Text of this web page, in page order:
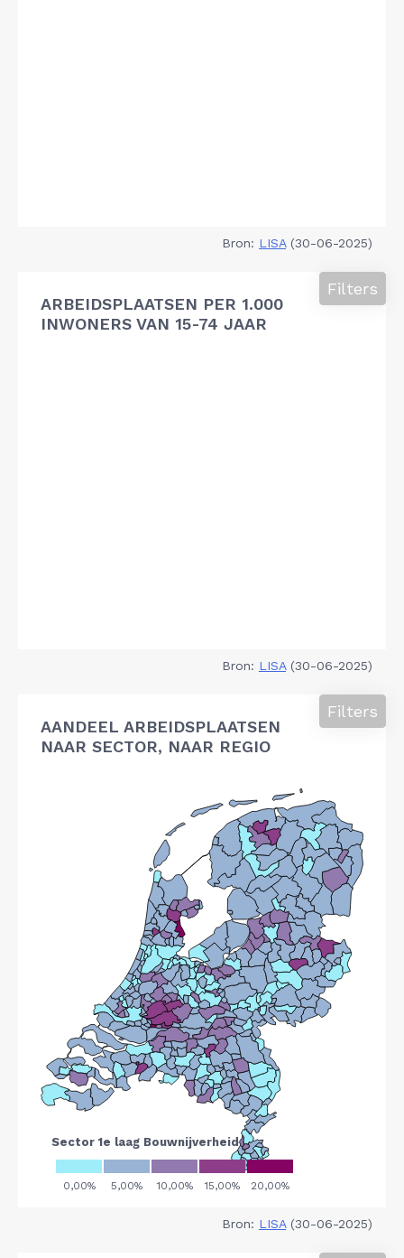
Bron: LISA(30-06-2025)
ARBEIDSPLAATSEN PER 1.000
INWONERS VAN 15-74 JAAR
Filters
Bron: LISA(30-06-2025)
AANDEEL ARBEIDSPLAATSEN
NAAR SECTOR, NAAR REGIO
Filters
Bron: LISA(30-06-2025)